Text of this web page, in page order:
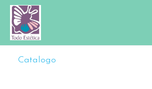
Catalogo